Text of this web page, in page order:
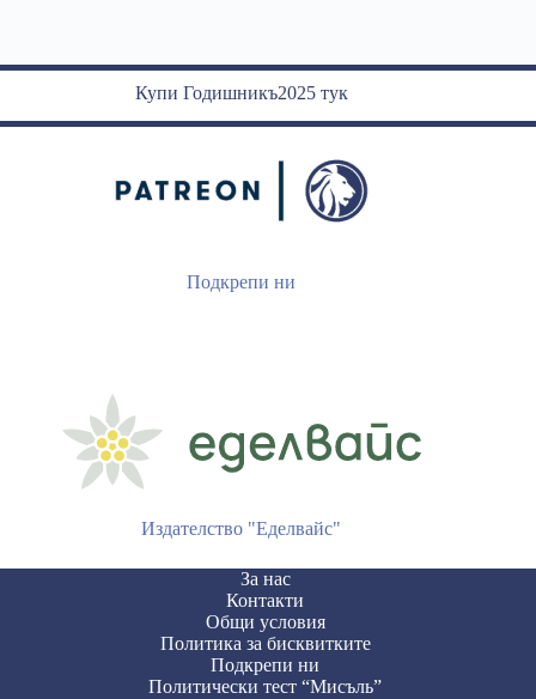
Купи Годишникъ2025 тук
Подкрепи ни
Издателство "Еделвайс"
За нас
Контакти
Общи условия
Политика за бисквитките
Подкрепи ни
Политически тест “Мисъль”